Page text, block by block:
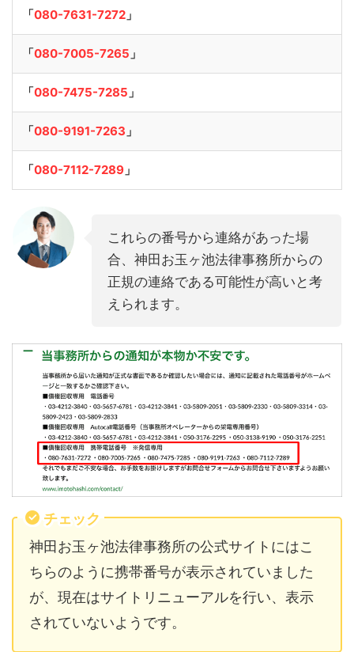
「080-7631-7272 」
「080-7005-7265 」
「080-7475-7285 」
「080-9191-7263 」
「080-7112-7289 」
これらの番号から連絡があった場
合、神田お玉ヶ池法律事務所からの
正規の連絡である可能性が高いと考
えられます。
チェック
神田お玉ヶ池法律事務所の公式サイトにはこ
ちらのように携帯番号が表示されていました
が、現在はサイトリニューアルを行い、表示
されていないようです。